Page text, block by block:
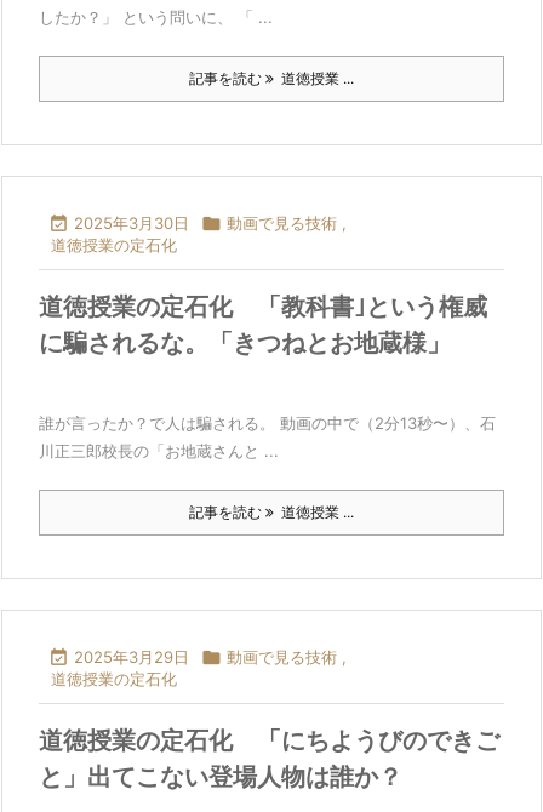
したか？」 という問いに、 「 ...
記事を読む 道徳授業 ...
 2025年3月30日  動画で見る技術 ,
道徳授業の定石化
道徳授業の定石化 「教科書｣という権威
に騙されるな。「きつねとお地蔵様」
誰が言ったか？で人は騙される。 動画の中で（2分13秒〜）、石
川正三郎校長の「お地蔵さんと ...
記事を読む 道徳授業 ...
 2025年3月29日  動画で見る技術 ,
道徳授業の定石化
道徳授業の定石化 「にちようびのできご
と」出てこない登場人物は誰か？